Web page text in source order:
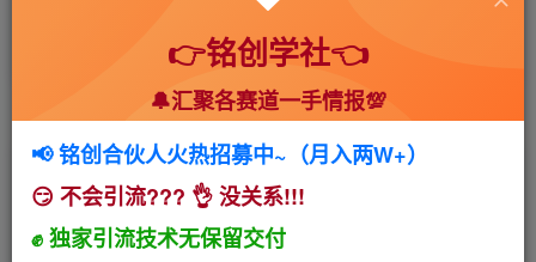
首页 🍻会员专享 💥实战拆解 正文
Cursor编程1天上线公众号粉丝管理系统和粉丝同
步谷歌插件
👉铭创学社👈
🔔汇聚各赛道一手情报💯
📢 铭创合伙人火热招募中~（月入两W+）
😏 不会引流??? 👌 没关系!!!
✊ 独家引流技术无保留交付